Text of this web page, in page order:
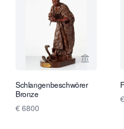
Schlangenbeschwörer
Bronze
€ 6800